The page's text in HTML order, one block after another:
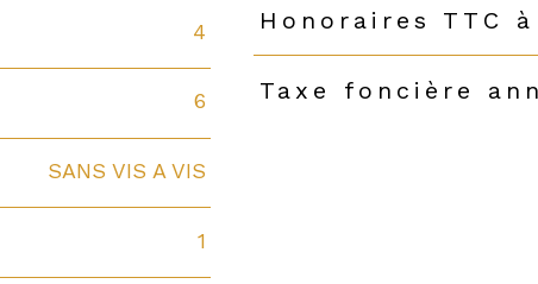
4
6
SANS VIS A VIS
1
Honoraires TTC
Taxe foncière